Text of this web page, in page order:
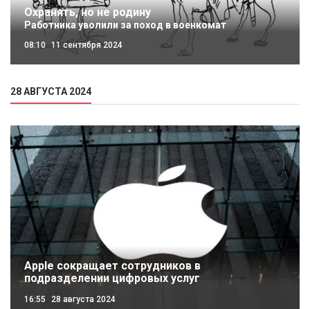
Охранять, но не родину
Работника уволили за поход в военкомат
08:10 11 сентября 2024
28 АВГУСТА 2024
Apple сокращает сотрудников в
подразделении цифровых услуг
16:55 28 августа 2024